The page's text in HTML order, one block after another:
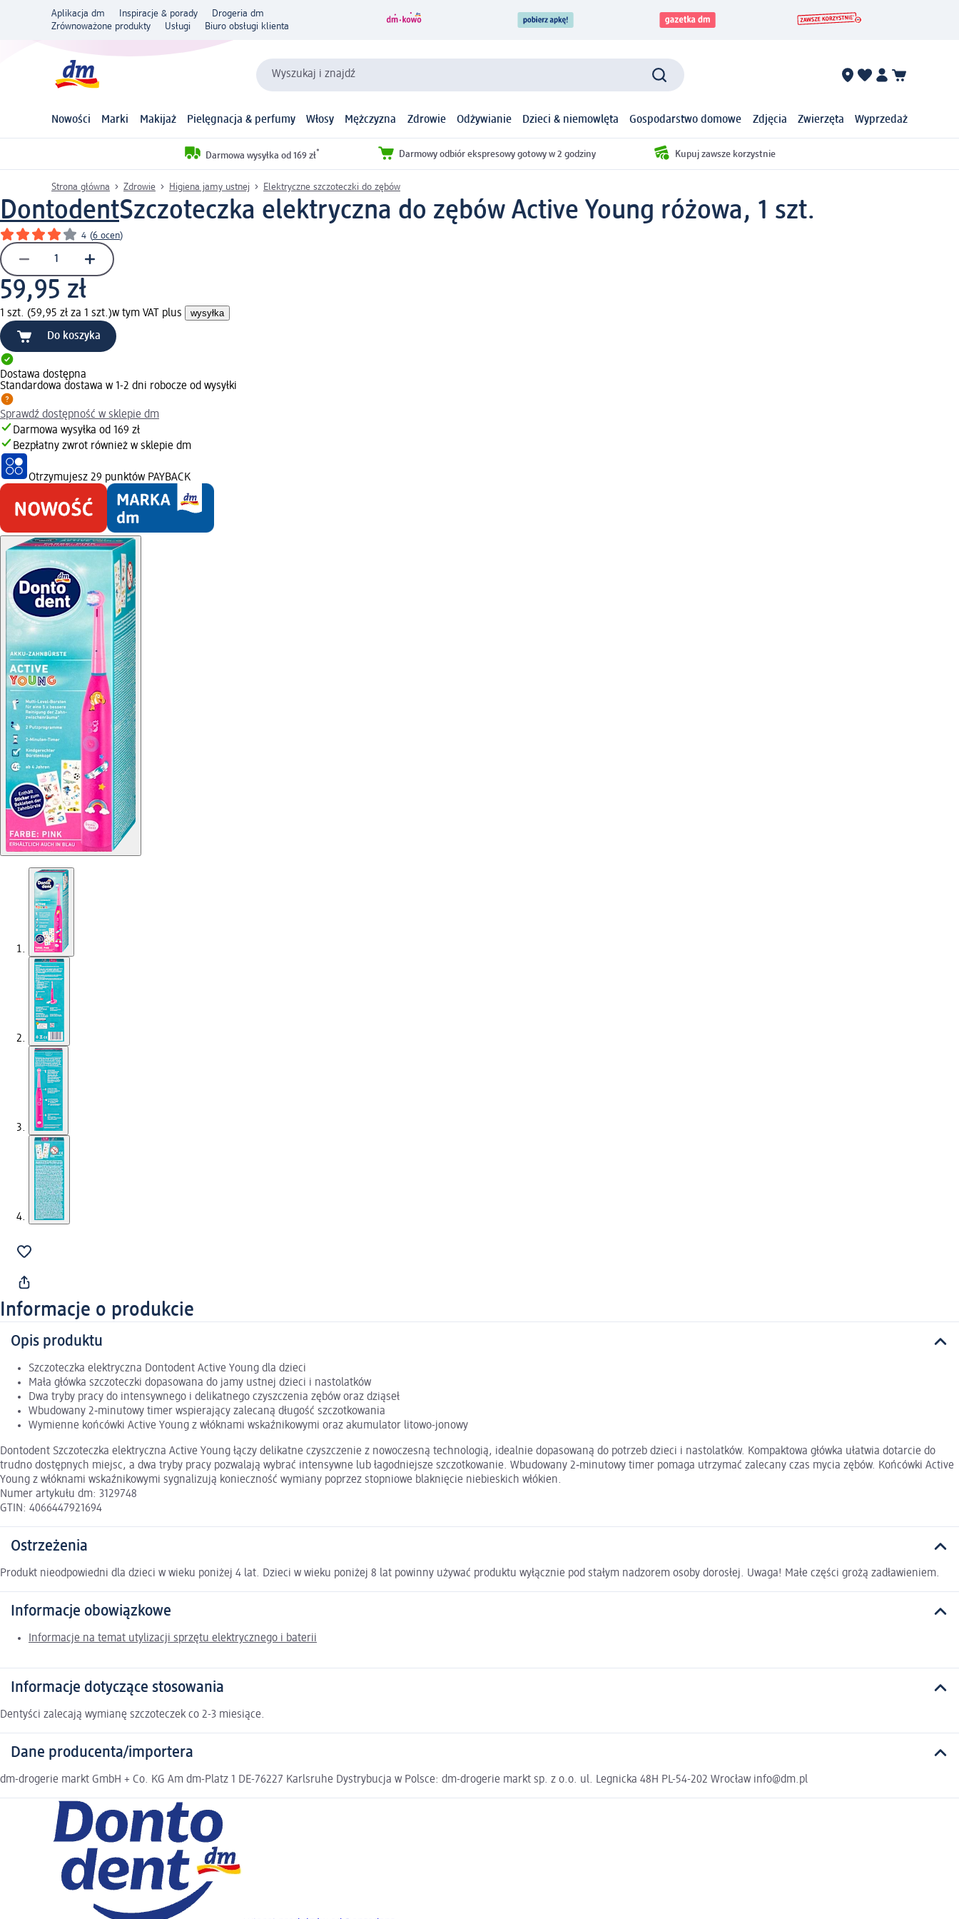
Aplikacja dm Inspiracje & porady
Drogeria dm
Zrównoważone produkty
Usługi Biuro obsługi klienta
Wyszukaj i znajdź
Nowości Marki Makijaż Pielęgnacja & perfumy Włosy Mężczyzna Zdrowie Odżywianie Dzieci & niemowlęta Gospodarstwo domowe Zdjęcia Zwierzęta Wyprzedaż
Darmowa wysyłka od 169 zł* Darmowy odbiór ekspresowy gotowy w 2 godziny Kupuj zawsze korzystnie
Strona główna Zdrowie Higiena jamy ustnej Elektryczne szczoteczki do zębów
DontodentSzczoteczka elektryczna do zębów Active Young różowa, 1 szt.
4 (6 ocen)
59,95 zł
1 szt. (59,95 zł za 1 szt.)w tym VAT plus wysyłka
Do koszyka
Dostawa dostępna
Standardowa dostawa w 1-2 dni robocze od wysyłki
Sprawdź dostępność w sklepie dm
Darmowa wysyłka od 169 zł
Bezpłatny zwrot również w sklepie dm
Otrzymujesz 29 punktów PAYBACK
Informacje o produkcie
Opis produktu
Szczoteczka elektryczna Dontodent Active Young dla dzieci
Mała główka szczoteczki dopasowana do jamy ustnej dzieci i nastolatków
Dwa tryby pracy do intensywnego i delikatnego czyszczenia zębów oraz dziąseł
Wbudowany 2‑minutowy timer wspierający zalecaną długość szczotkowania
Wymienne końcówki Active Young z włóknami wskaźnikowymi oraz akumulator litowo-jonowy
Dontodent Szczoteczka elektryczna Active Young łączy delikatne czyszczenie z nowoczesną technologią, idealnie dopasowaną do potrzeb dzieci i nastolatków. Kompaktowa główka ułatwia dotarcie do
trudno dostępnych miejsc, a dwa tryby pracy pozwalają wybrać intensywne lub łagodniejsze szczotkowanie. Wbudowany 2‑minutowy timer pomaga utrzymać zalecany czas mycia zębów. Końcówki Active
Young z włóknami wskaźnikowymi sygnalizują konieczność wymiany poprzez stopniowe blaknięcie niebieskich włókien.
Numer artykułu dm: 3129748
GTIN: 4066447921694
Ostrzeżenia
Produkt nieodpowiedni dla dzieci w wieku poniżej 4 lat. Dzieci w wieku poniżej 8 lat powinny używać produktu wyłącznie pod stałym nadzorem osoby dorosłej. Uwaga! Małe części grożą zadławieniem.
Informacje obowiązkowe
Informacje na temat utylizacji sprzętu elektrycznego i baterii
Informacje dotyczące stosowania
Dentyści zalecają wymianę szczoteczek co 2-3 miesiące.
Dane producenta/importera
dm-drogerie markt GmbH + Co. KG Am dm-Platz 1 DE-76227 Karlsruhe Dystrybucja w Polsce: dm-drogerie markt sp. z o.o. ul. Legnicka 48H PL-54-202 Wrocław info@dm.pl